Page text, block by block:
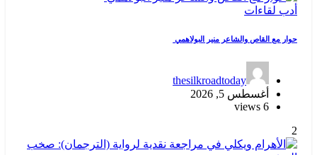
أدب لقاءات
حوار مع القاص والشاعر منير البولاهمي
thesilkroadtoday
أغسطس 5, 2026
6 views
2